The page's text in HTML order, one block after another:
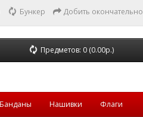
Бункер Добить окончательно
Предметов: 0 (0.00р.)
Банданы Нашивки Флаги